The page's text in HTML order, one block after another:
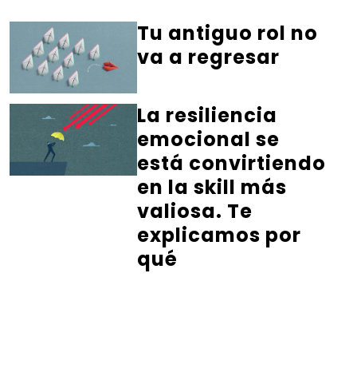
Tu antiguo rol no
va a regresar
La resiliencia
emocional se
está convirtiendo
en la skill más
valiosa. Te
explicamos por
qué